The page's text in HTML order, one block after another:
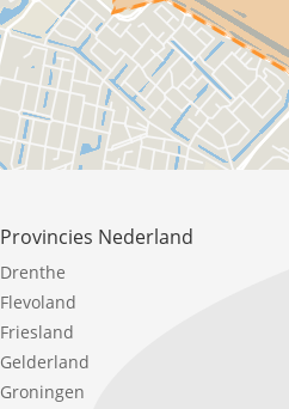
Provincies Nederland
Drenthe
Flevoland
Friesland
Gelderland
Groningen